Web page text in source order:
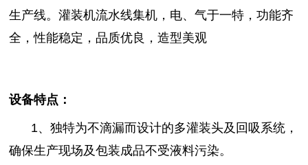
生产线。灌装机流水线集机，电、气于一特，功能齐
全，性能稳定，品质优良，造型美观
设备特点：
1、独特为不滴漏而设计的多灌装头及回吸系统，
确保生产现场及包装成品不受液料污染。